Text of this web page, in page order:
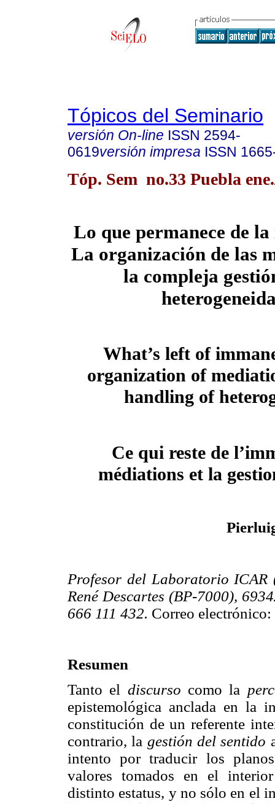
Tópicos del Seminario
versión On-line ISSN 2594-
0619versión impresa ISSN
Tóp. Sem no.33 Puebla
Lo que permanece de
La organización de las
la compleja
What’s left of
organization of
handling of
Ce qui reste de
médiations et la
Profesor del Laboratorio
René Descartes (BP-7000),
666 111 432. Correo electrónico:
Resumen
Tanto el discurso como la
epistemológica anclada en la
constitución de un referente
contrario, la gestión del sentido
intento por traducir los
valores tomados en el
distinto estatus, y no sólo en el